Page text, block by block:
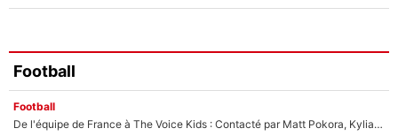
Football
Football
De l'équipe de France à The Voice Kids : Contacté par Matt Pokora, Kylian Mbappé a accepté de jouer un rôle inédit sur TF1 !